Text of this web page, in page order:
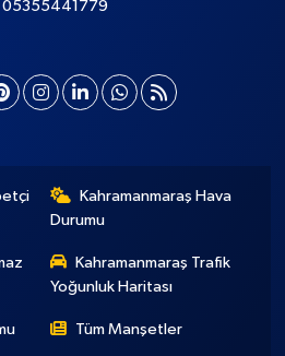
05355441779
Kahramanmaraş Hava
Durumu
Kahramanmaraş Trafik
Yoğunluk Haritası
Tüm Manşetler